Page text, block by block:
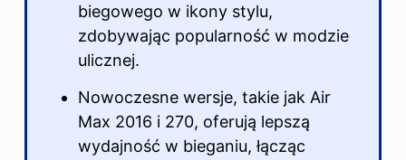
biegowego w ikony stylu,
zdobywając popularność w modzie
ulicznej.
Nowoczesne wersje, takie jak Air
Max 2016 i 270, oferują lepszą
wydajność w bieganiu, łącząc